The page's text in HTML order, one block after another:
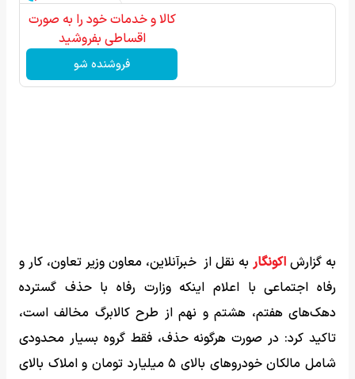
کالا و خدمات خود را به صورت
اقساطی بفروشید
فروشنده شو
به گزارشاکونگاربه نقل از خبرآنلاین، معاون وزیر تعاون، کار و
رفاه اجتماعی با اعلام اینکه وزارت رفاه با حذف گسترده
دهک‌های هفتم، هشتم و نهم از طرح کالابرگ مخالف است،
تاکید کرد: در صورت هرگونه حذف، فقط گروه بسیار محدودی
شامل مالکان خودروهای بالای ۵ میلیارد تومان و املاک بالای